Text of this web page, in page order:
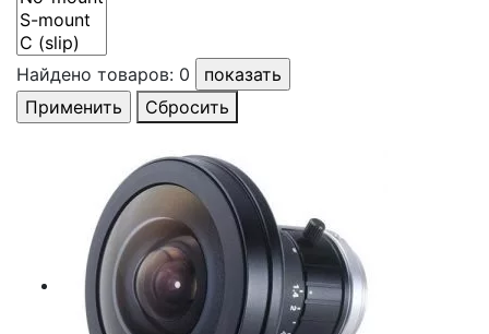
Найдено товаров: 0
Сбросить